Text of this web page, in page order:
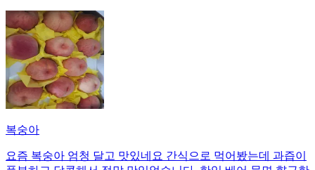
복숭아
요즘 복숭아 엄청 달고 맛있네요 간식으로 먹어봤는데 과즙이